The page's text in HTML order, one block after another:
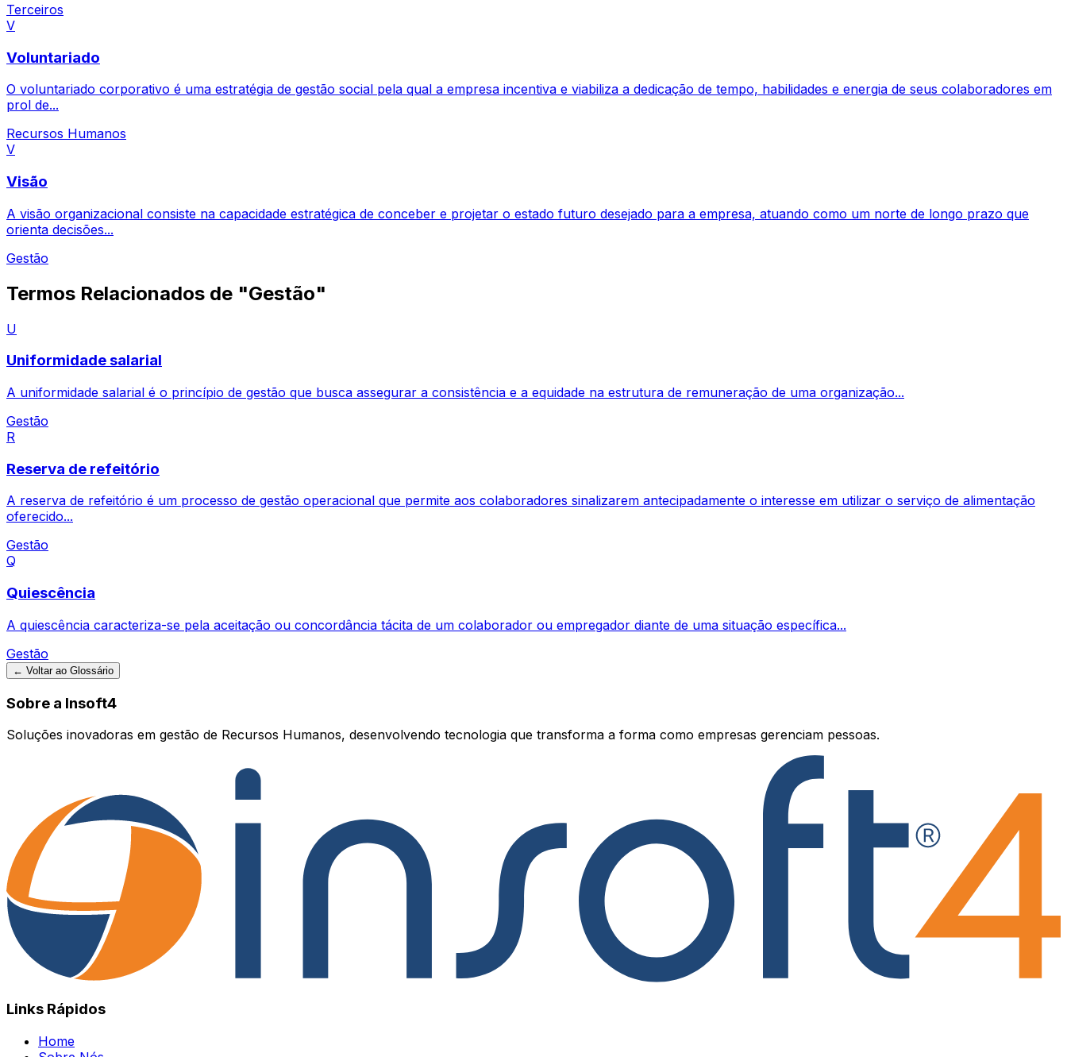
Terceiros
V
Voluntariado
O voluntariado corporativo é uma estratégia de gestão social pela qual a empresa incentiva e viabiliza a dedicação de tempo, habilidades e energia de seus colaboradores em
prol de...
Recursos Humanos
V
Visão
A visão organizacional consiste na capacidade estratégica de conceber e projetar o estado futuro desejado para a empresa, atuando como um norte de longo prazo que
orienta decisões...
Gestão
Termos Relacionados de "Gestão"
U
Uniformidade salarial
A uniformidade salarial é o princípio de gestão que busca assegurar a consistência e a equidade na estrutura de remuneração de uma organização...
Gestão
R
Reserva de refeitório
A reserva de refeitório é um processo de gestão operacional que permite aos colaboradores sinalizarem antecipadamente o interesse em utilizar o serviço de alimentação
oferecido...
Gestão
Q
Quiescência
A quiescência caracteriza-se pela aceitação ou concordância tácita de um colaborador ou empregador diante de uma situação específica...
Gestão
← Voltar ao Glossário
Sobre a Insoft4
Soluções inovadoras em gestão de Recursos Humanos, desenvolvendo tecnologia que transforma a forma como empresas gerenciam pessoas.
Links Rápidos
Home